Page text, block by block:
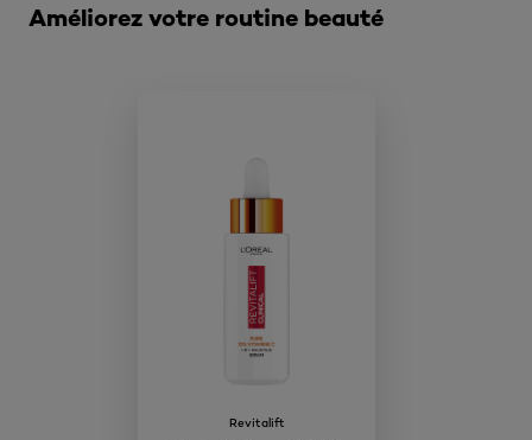
Améliorez votre routine beauté
Revitalift